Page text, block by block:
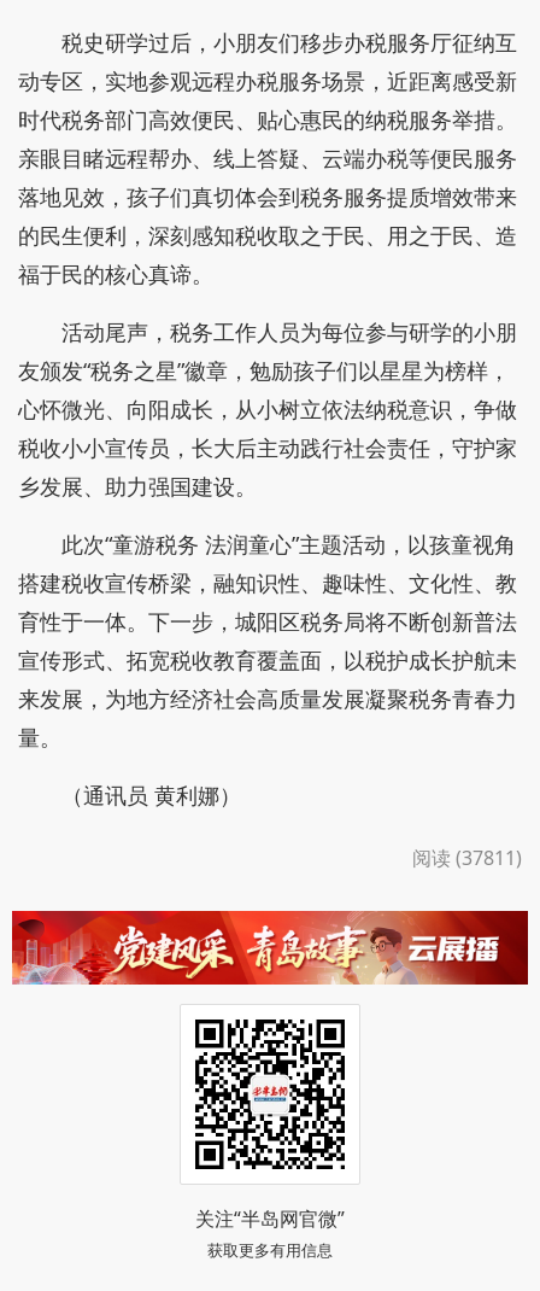
税史研学过后，小朋友们移步办税服务厅征纳互
动专区，实地参观远程办税服务场景，近距离感受新
时代税务部门高效便民、贴心惠民的纳税服务举措。
亲眼目睹远程帮办、线上答疑、云端办税等便民服务
落地见效，孩子们真切体会到税务服务提质增效带来
的民生便利，深刻感知税收取之于民、用之于民、造
福于民的核心真谛。
活动尾声，税务工作人员为每位参与研学的小朋
友颁发“税务之星”徽章，勉励孩子们以星星为榜样，
心怀微光、向阳成长，从小树立依法纳税意识，争做
税收小小宣传员，长大后主动践行社会责任，守护家
乡发展、助力强国建设。
此次“童游税务 法润童心”主题活动，以孩童视角
搭建税收宣传桥梁，融知识性、趣味性、文化性、教
育性于一体。下一步，城阳区税务局将不断创新普法
宣传形式、拓宽税收教育覆盖面，以税护成长护航未
来发展，为地方经济社会高质量发展凝聚税务青春力
量。
（通讯员 黄利娜）
阅读 (37811)
关注“半岛网官微”
获取更多有用信息